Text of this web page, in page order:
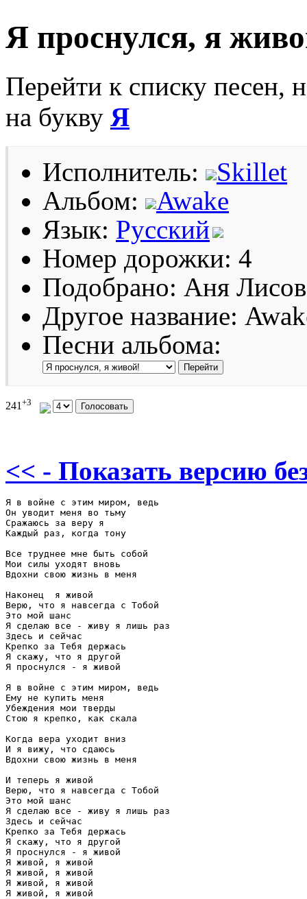
Я проснулся, я
Перейти к списку песен,
на букву Я
Исполнитель:
Skillet
Альбом:
Awake
Язык: Русский
Номер дорожки: 4
Подобрано: Аня
Другое название:
Песни альбома:
241 +3
<< - Показать версию
Я в войне с этим миром, ведь
Он уводит меня во тьму
Сражаюсь за веру я
Каждый раз, когда тону
Все труднее мне быть собой
Мои силы уходят вновь
Вдохни свою жизнь в меня
Наконец  я живой
Верю, что я навсегда с Тобой
Это мой шанс
Я сделаю все - живу я лишь раз
Здесь и сейчас
Крепко за Тебя держась
Я скажу, что я другой
Я проснулся - я живой
Я в войне с этим миром, ведь
Ему не купить меня
Убеждения мои тверды
Стою я крепко, как скала
Когда вера уходит вниз
И я вижу, что сдаюсь
Вдохни свою жизнь в меня
И теперь я живой
Верю, что я навсегда с Тобой
Это мой шанс
Я сделаю все - живу я лишь раз
Здесь и сейчас
Крепко за Тебя держась
Я скажу, что я другой
Я проснулся - я живой
Я живой, я живой
Я живой, я живой
Я живой, я живой
Я живой, я живой